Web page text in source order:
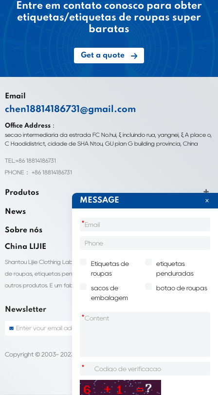
Entre em contato conosco para obter
etiquetas/etiquetas de roupas super
baratas
Get a quote
Email
chen18814186731@gmail.com
Office Address：
seção intermediária da estrada FC No.hui, ξ incluindo rua, yangnei, ξ A place o,
C Haodidistrict, cidade de SHA Ntou, GU plan G building província, China
TEL:+86 18814186731
PHONE： +86 18814186731
Produtos
News
Sobre nós
China LIJIE
Shantou Lijie Clothing Labels fornece serviços personalizados para etiquetas
de roupas, etiquetas penduradas, sacolas para embalagens de roupas e
outros produtos. É um fabricante líder de acessórios de vestuário na China.
Newsletter
Copyright © 2003- 2023 China LIJIE Etiquetas de roupas
MESSAGE
*
Etiquetas de
roupas
etiquetas
penduradas
sacos de
embalagem
botão de roupas
*
*